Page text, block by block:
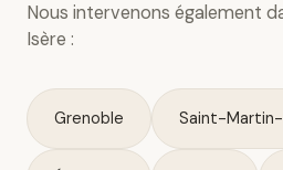
Nous intervenons également
Isère :
Grenoble Saint-